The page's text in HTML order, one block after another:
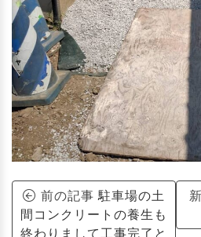
前の記事駐車場の土
間コンクリートの養生も
終わりまして工事完了と